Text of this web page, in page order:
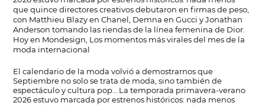
que quince directores creativos debutaron en firmas de peso,
con Matthieu Blazy en Chanel, Demna en Gucci y Jonathan
Anderson tomando las riendas de la línea femenina de Dior.
Hoy en Mondesign, Los momentos más virales del mes de la
moda internacional
El calendario de la moda volvió a demostrarnos que
Septiembre no solo se trata de moda, sino también de
espectáculo y cultura pop… La temporada primavera-verano
2026 estuvo marcada por estrenos históricos: nada menos